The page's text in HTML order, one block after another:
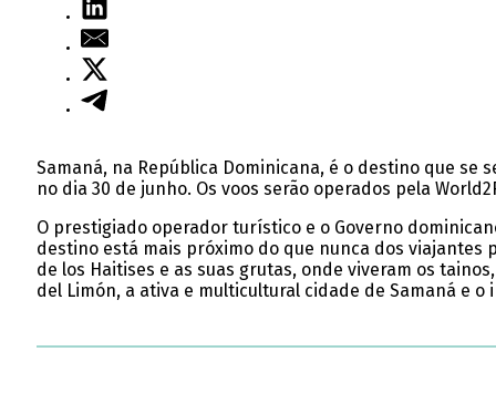
Samaná, na República Dominicana, é o destino que se
no dia 30 de junho. Os voos serão operados pela
O prestigiado operador turístico e o Governo
destino está mais próximo do que nunca dos
de los Haitises e as suas grutas, onde viveram os
del Limón, a ativa e multicultural cidade de Samaná e